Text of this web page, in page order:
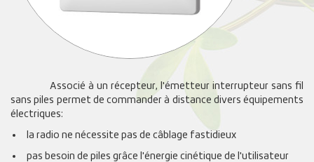
Associé à un récepteur, l'émetteur interrupteur sans fil
sans piles permet de commander à distance divers équipements
électriques:
la radio ne nécessite pas de câblage fastidieux
pas besoin de piles grâce l'énergie cinétique de l'utilisateur